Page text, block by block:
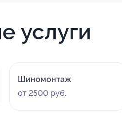
услуги
Шиномонтаж
от 2500 руб.